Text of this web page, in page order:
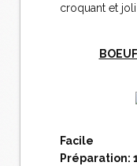
croquant et
Facile
Préparation: